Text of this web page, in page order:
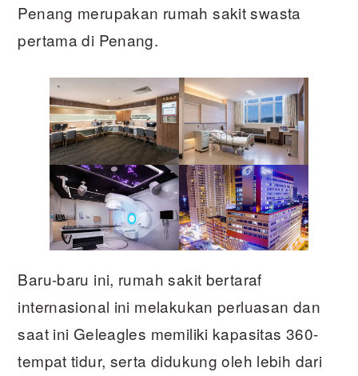
Penang merupakan rumah sakit swasta
pertama di Penang.
Baru-baru ini, rumah sakit bertaraf
internasional ini melakukan perluasan dan
saat ini Geleagles memiliki kapasitas 360-
tempat tidur, serta didukung oleh lebih dari